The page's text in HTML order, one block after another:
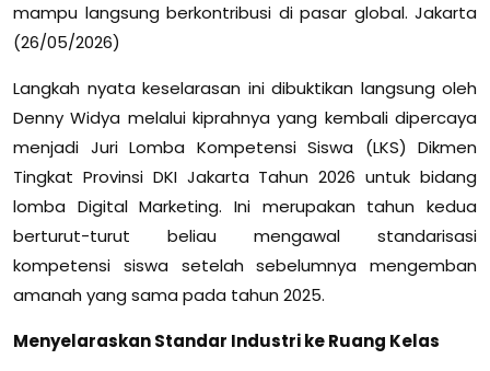
mampu langsung berkontribusi di pasar global. Jakarta
(26/05/2026)
Langkah nyata keselarasan ini dibuktikan langsung oleh
Denny Widya melalui kiprahnya yang kembali dipercaya
menjadi Juri Lomba Kompetensi Siswa (LKS) Dikmen
Tingkat Provinsi DKI Jakarta Tahun 2026 untuk bidang
lomba Digital Marketing. Ini merupakan tahun kedua
berturut-turut beliau mengawal standarisasi
kompetensi siswa setelah sebelumnya mengemban
amanah yang sama pada tahun 2025.
Menyelaraskan Standar Industri ke Ruang Kelas